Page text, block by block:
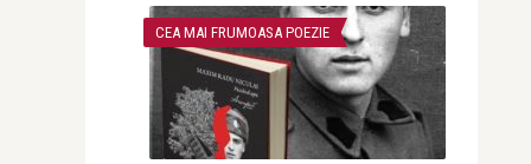
CEA MAI FRUMOASA POEZIE